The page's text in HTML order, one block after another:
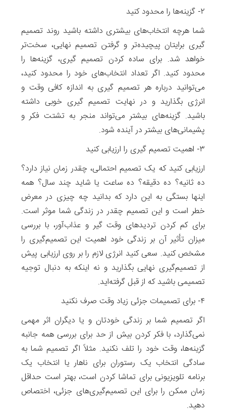
۲- گزینه‌ها‌ را محدود کنید
شما هرچه انتخاب‌های بیشتری داشته باشید روند تصمیم
گیری برایتان پیچیده‌تر و گرفتن تصمیم نهایی، سخت‌تر
خواهد شد. برای ساده‌ کردن تصمیم گیری، گزینه‌ها را
محدود کنید. اگر تعداد انتخاب‌های خود را محدود کنید،
می‌توانید درباره هر تصمیم گیری به اندازه کافی وقت و
انرژی بگذارید و در نهایت تصمیم گیری خوبی داشته
باشید. گزینه‌های بیشتر می‌تواند منجر به تشتت فکر و
پشیمانی‌های بیشتر در آینده شود.
۳- اهمیت تصمیم‌ گیری را ارزیابی کنید
ارزیابی کنید که یک تصمیم احتمالی، چقدر زمان نیاز دارد؟
ده ثانیه؟ ده دقیقه؟ ده ساعت یا شاید چند سال؟ همه‌
اینها بستگی به این دارد که بدانید چه چیزی در معرض
خطر است و این تصمیم چقدر در زندگی شما موثر است.
برای کم کردن تردیدهای وقت گیر و عذاب‌آور، با بررسی
میزان تأثیر آن بر زندگی خود اهمیت این تصمیم‌گیری را
مشخص کنید. سعی کنید انرژی لازم را بر روی ارزیابی پیش
از تصمیم‌گیری نهایی بگذارید و نه اینکه به دنبال توجیه
تصمیمی باشید که از قبل گرفته‌اید.
۴- برای تصمیمات جزئی زیاد وقت صرف نکنید
اگر تصمیم شما بر زندگی خودتان و یا دیگران اثر مهمی
نمی‌گذارد، با فکر کردن بیش از حد برای بررسی همه جانبه
گزینه‌ها، وقت خود را تلف نکنید. مثلاً اگر تصمیم شما به
سادگی انتخاب یک رستوران برای ناهار یا انتخاب یک
برنامه تلویزیونی برای تماشا کردن است، بهتر است حداقل
زمان ممکن را برای این تصمیم‌گیری‌های جزئی، اختصاص
دهید.